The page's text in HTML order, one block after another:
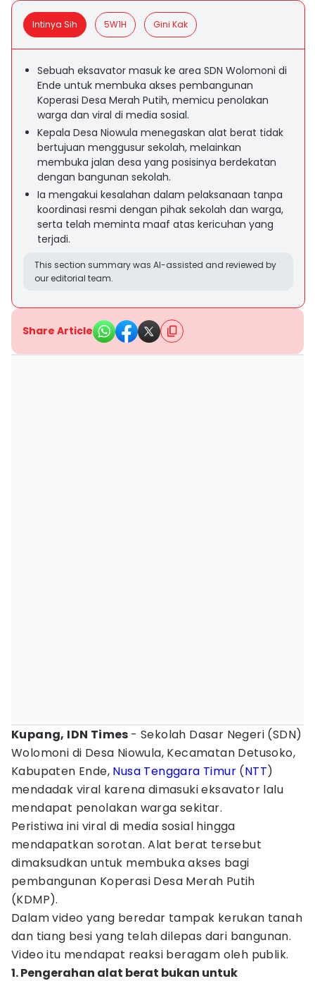
Intinya Sih 5W1H Gini Kak
Sebuah eksavator masuk ke area SDN Wolomoni di
Ende untuk membuka akses pembangunan
Koperasi Desa Merah Putih, memicu penolakan
warga dan viral di media sosial.
Kepala Desa Niowula menegaskan alat berat tidak
bertujuan menggusur sekolah, melainkan
membuka jalan desa yang posisinya berdekatan
dengan bangunan sekolah.
Ia mengakui kesalahan dalam pelaksanaan tanpa
koordinasi resmi dengan pihak sekolah dan warga,
serta telah meminta maaf atas kericuhan yang
terjadi.
This section summary was AI-assisted and reviewed by
our editorial team.
Share Article
Kupang, IDN Times - Sekolah Dasar Negeri (SDN)
Wolomoni di Desa Niowula, Kecamatan Detusoko,
Kabupaten Ende, Nusa Tenggara Timur (NTT)
mendadak viral karena dimasuki eksavator lalu
mendapat penolakan warga sekitar.
Peristiwa ini viral di media sosial hingga
mendapatkan sorotan. Alat berat tersebut
dimaksudkan untuk membuka akses bagi
pembangunan Koperasi Desa Merah Putih
(KDMP).
Dalam video yang beredar tampak kerukan tanah
dan tiang besi yang telah dilepas dari bangunan.
Video itu mendapat reaksi beragam oleh publik.
1. Pengerahan alat berat bukan untuk